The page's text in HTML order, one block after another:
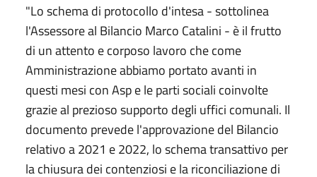
"Lo schema di protocollo d'intesa - sottolinea
l'Assessore al Bilancio Marco Catalini - è il frutto
di un attento e corposo lavoro che come
Amministrazione abbiamo portato avanti in
questi mesi con Asp e le parti sociali coinvolte
grazie al prezioso supporto degli uffici comunali. Il
documento prevede l'approvazione del Bilancio
relativo a 2021 e 2022, lo schema transattivo per
la chiusura dei contenziosi e la riconciliazione di